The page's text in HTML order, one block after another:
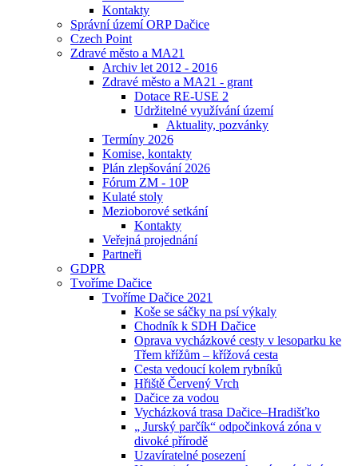
Kontakty
Správní území ORP Dačice
Czech Point
Zdravé město a MA21
Archiv let 2012 - 2016
Zdravé město a MA21 - grant
Dotace RE-USE 2
Udržitelné využívání území
Aktuality, pozvánky
Termíny 2026
Komise, kontakty
Plán zlepšování 2026
Fórum ZM - 10P
Kulaté stoly
Mezioborové setkání
Kontakty
Veřejná projednání
Partneři
GDPR
Tvoříme Dačice
Tvoříme Dačice 2021
Koše se sáčky na psí výkaly
Chodník k SDH Dačice
Oprava vycházkové cesty v lesoparku ke
Třem křížům – křížová cesta
Cesta vedoucí kolem rybníků
Hřiště Červený Vrch
Dačice za vodou
Vycházková trasa Dačice–Hradišťko
„ Jurský parčík“ odpočinková zóna v
divoké přírodě
Uzavíratelné posezení